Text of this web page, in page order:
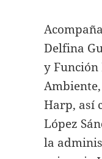
Delfina
y Función
Harp, así
López
la